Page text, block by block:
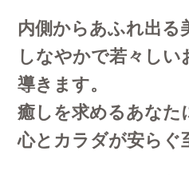
内側からあふれ出る
しなやかで若々しい
導きます。
癒しを求めるあなた
心とカラダが安らぐ